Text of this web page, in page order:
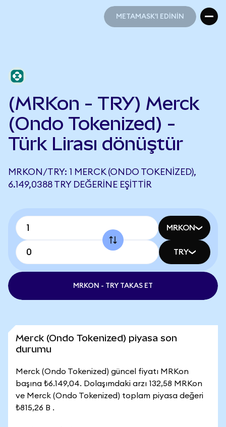
METAMASK'I EDİNİN
(MRKon - TRY) Merck
(Ondo Tokenized) -
Türk Lirası dönüştür
MRKON/TRY: 1 MERCK (ONDO TOKENIZED),
6.149,0388 TRY DEĞERINE EŞITTIR
MRKON
TRY
MRKON - TRY TAKAS ET
Merck (Ondo Tokenized) piyasa son
durumu
Merck (Ondo Tokenized) güncel fiyatı MRKon
başına ₺6.149,04. Dolaşımdaki arzı 132,58 MRKon
ve Merck (Ondo Tokenized) toplam piyasa değeri
₺815,26 B .